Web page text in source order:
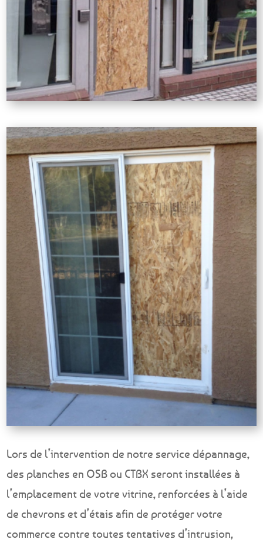
Lors de l’intervention de notre service dépannage,
des planches en OSB ou CTBX seront installées à
l’emplacement de votre vitrine, renforcées à l’aide
de chevrons et d’étais afin de protéger votre
commerce contre toutes tentatives d’intrusion,